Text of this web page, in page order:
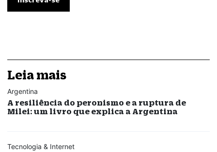
Leia mais
Argentina
A resiliência do peronismo e a ruptura de
Milei: um livro que explica a Argentina
Tecnologia & Internet